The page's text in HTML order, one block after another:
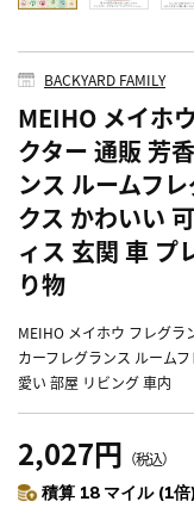
BACKYARD FAMILY
MEIHO メイホ
クター 通販 芳
ンス ルームフ
クス かわいい
ィス 玄関 車 プ
り物
MEIHO メイホウ フレグラ
カーフレグランス ルーム
愛い 部屋 リビング 車内
2,027円 （税込）
積算 18 マイル (1倍)